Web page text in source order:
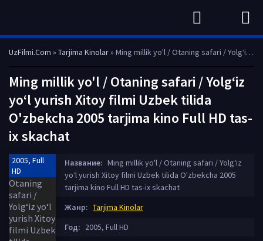
UzFilmi.Com » Tarjima Kinolar» Ming millik yo'l / Otaning safari / Yolg‘iz yo‘l yurish Xitoy filmi Uzbek tilida O'zbekcha 2005 tarjima kino Full HD tas-ix skachat
Ming millik yo'l / Otaning safari / Yolg‘iz
yo‘l yurish Xitoy filmi Uzbek tilida
O'zbekcha 2005 tarjima kino Full HD tas-
ix skachat
2005, Full
HD
Название: Ming millik yo'l / Otaning safari / Yolg‘iz
yo‘l yurish Xitoy filmi Uzbek tilida O'zbekcha 2005
tarjima kino Full HD tas-ix skachat
Жанр: Tarjima Kinolar
Год: 2005, Full HD